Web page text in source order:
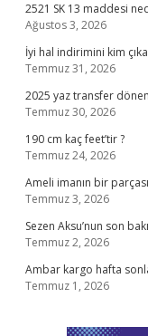
2521 SK 13 maddesi
Ağustos 3, 2026
İyi hal indirimini kim
Temmuz 31, 2026
2025 yaz transfer
Temmuz 30, 2026
190 cm kaç feet’tir ?
Temmuz 24, 2026
Ameli imanın bir
Temmuz 3, 2026
Sezen Aksu’nun son
Temmuz 2, 2026
Ambar kargo hafta
Temmuz 1, 2026